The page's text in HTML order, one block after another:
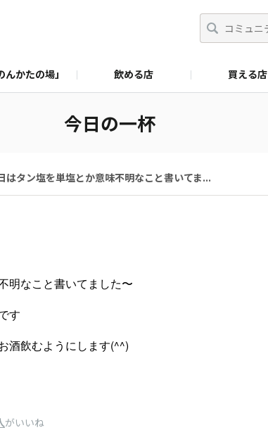
かたの場」 飲める店 買える店
今日の一杯
はタン塩を単塩とか意味不明なこと書いてま...
明なこと書いてました〜
す
酒飲むようにします(^^)
がいいね